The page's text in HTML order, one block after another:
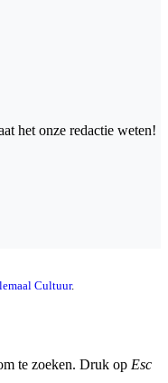
het onze redactie weten!
Cultuur.
te zoeken. Druk op Esc